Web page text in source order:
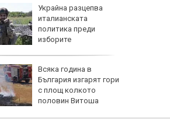
Украйна разцепва
италианската
политика преди
изборите
Всяка година в
България изгарят гори
с площ колкото
половин Витоша